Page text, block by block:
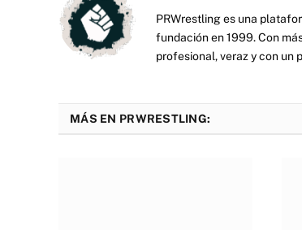
PRWrestling es una
fundación en 1999. Con
profesional, veraz y con un
MÁS EN PRWRESTLING: